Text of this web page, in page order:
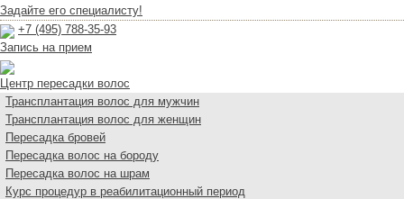
Задайте его специалисту!
+7 (495) 788-35-93
Запись на прием
Центр пересадки волос
Трансплантация волос для мужчин
Трансплантация волос для женщин
Пересадка бровей
Пересадка волос на бороду
Пересадка волос на шрам
Курс процедур в реабилитационный период